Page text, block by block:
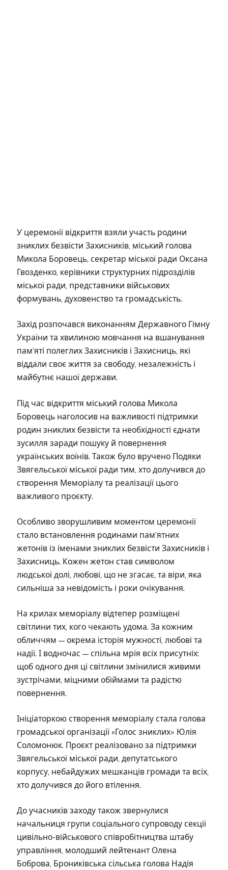
У церемонії відкриття взяли участь родини
зниклих безвісти Захисників, міський голова
Микола Боровець, секретар міської ради Оксана
Гвозденко, керівники структурних підрозділів
міської ради, представники військових
формувань, духовенство та громадськість.
Захід розпочався виконанням Державного Гімну
України та хвилиною мовчання на вшанування
пам’яті полеглих Захисників і Захисниць, які
віддали своє життя за свободу, незалежність і
майбутнє нашої держави.
Під час відкриття міський голова Микола
Боровець наголосив на важливості підтримки
родин зниклих безвісти та необхідності єднати
зусилля заради пошуку й повернення
українських воїнів. Також було вручено Подяки
Звягельської міської ради тим, хто долучився до
створення Меморіалу та реалізації цього
важливого проєкту.
Особливо зворушливим моментом церемонії
стало встановлення родинами пам’ятних
жетонів із іменами зниклих безвісти Захисників і
Захисниць. Кожен жетон став символом
людської долі, любові, що не згасає, та віри, яка
сильніша за невідомість і роки очікування.
На крилах меморіалу відтепер розміщені
світлини тих, кого чекають удома. За кожним
обличчям — окрема історія мужності, любові та
надії. І водночас — спільна мрія всіх присутніх:
щоб одного дня ці світлини змінилися живими
зустрічами, міцними обіймами та радістю
повернення.
Ініціаторкою створення меморіалу стала голова
громадської організації «Голос зниклих» Юлія
Соломонюк. Проєкт реалізовано за підтримки
Звягельської міської ради, депутатського
корпусу, небайдужих мешканців громади та всіх,
хто долучився до його втілення.
До учасників заходу також звернулися
начальниця групи соціального супроводу секції
цивільно-військового співробітництва штабу
управління, молодший лейтенант Олена
Боброва, Брониківська сільська голова Надія